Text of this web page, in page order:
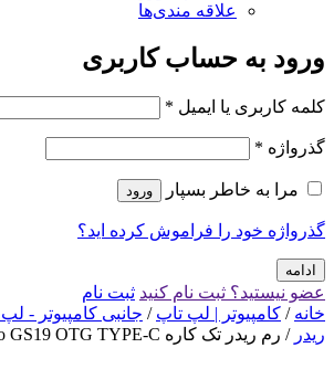
علاقه مندی‌ها
ورود به حساب کاربری
کلمه کاربری یا ایمیل *
گذرواژه *
مرا به خاطر بسپار ورود
گذرواژه خود را فراموش کرده اید؟
ادامه
عضو نیستید؟ ثبت نام کنید ثبت نام
خانه / کامپیوتر | لپ تاپ / جانبی کامپیوتر -
ریدر / رم ریدر تک کاره Yesido GS19 OTG TYPE-C